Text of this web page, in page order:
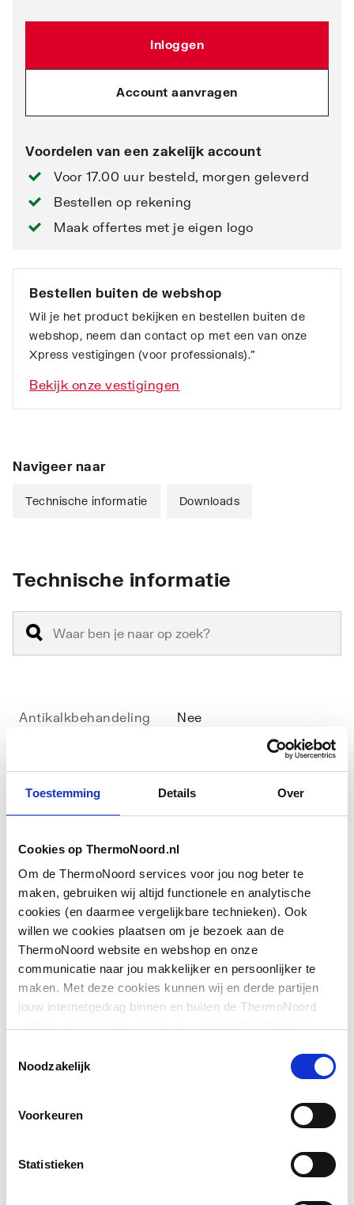
Toestemming Details Over
Cookies op ThermoNoord.nl
Om de ThermoNoord services voor jou nog beter te
maken, gebruiken wij altijd functionele en analytische
cookies (en daarmee vergelijkbare technieken). Ook
willen we cookies plaatsen om je bezoek aan de
ThermoNoord website en webshop en onze
communicatie naar jou makkelijker en persoonlijker te
maken. Met deze cookies kunnen wij en derde partijen
jouw internetgedrag binnen en buiten de ThermoNoord
communicatie aan jouw interesses aan. We slaan je
Noodzakelijk
Voorkeuren
Statistieken
Inloggen
Account aanvragen
Voordelen van een zakelijk account
Voor 17.00 uur besteld, morgen geleverd
Bestellen op rekening
Maak offertes met je eigen logo
Bestellen buiten de webshop
Wil je het product bekijken en bestellen buiten de
webshop, neem dan contact op met een van onze
Xpress vestigingen (voor professionals).”
Bekijk onze vestigingen
Navigeer naar
Technische informatie Downloads
Technische informatie
Antikalkbehandeling Nee
hoekinstap
Geschikt voor montage
Geschikt voor montage
op douchebak
Ja
Geschikt voor montage
op tegelvloer
Ja
Geschikt voor
nismontage
Ja
Inbouwbreedte deur
zijwand
Downloads
Sfeerbeeldimage/jpeg,307 KB
Sfeerbeeldimage/jpeg,307 KB
Exploded_view